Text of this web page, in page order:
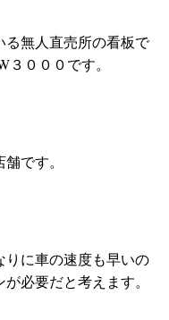
る無人直売所の看板で
０００です。
です。
りに車の速度も早いの
必要だと考えます。